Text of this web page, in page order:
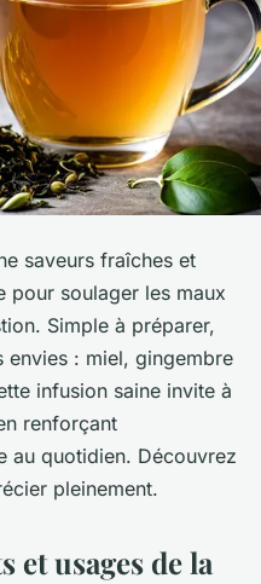
saveurs fraîches et
pour soulager les maux
Simple à préparer,
envies : miel, gingembre
infusion saine invite à
renforçant
au quotidien. Découvrez
pleinement.
usages de la